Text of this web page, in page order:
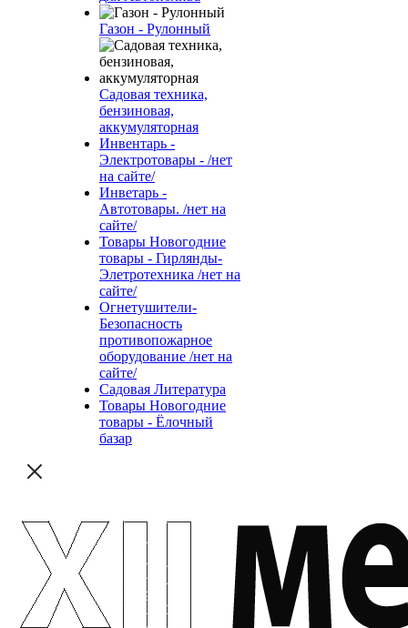
Газон - Рулонный
Садовая техника,
бензиновая,
аккумуляторная
Инвентарь -
Электротовары - /нет
на сайте/
Инветарь -
Автотовары. /нет на
сайте/
Товары Новогодние
товары - Гирлянды-
Элетротехника /нет на
сайте/
Огнетушители-
Безопасность
противопожарное
оборудование /нет на
сайте/
Садовая Литература
Товары Новогодние
товары - Ёлочный
базар